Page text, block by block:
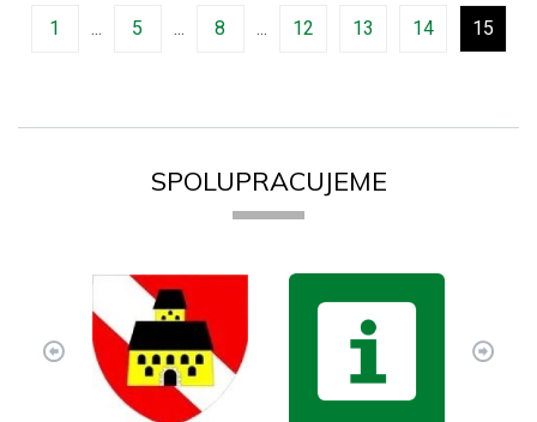
1 5 8 12 13 14 15
SPOLUPRACUJEME